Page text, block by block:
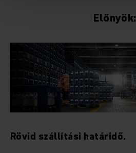
Előnyök:
Rövid szállítási határidő.